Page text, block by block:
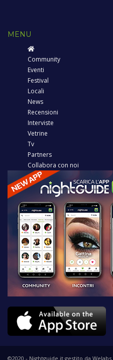
MENU
Community
Eventi
Festival
Locali
News
Recensioni
Interviste
Vetrine
Tv
Partners
Collabora con noi
©2020 - Nightguide.it gestito da